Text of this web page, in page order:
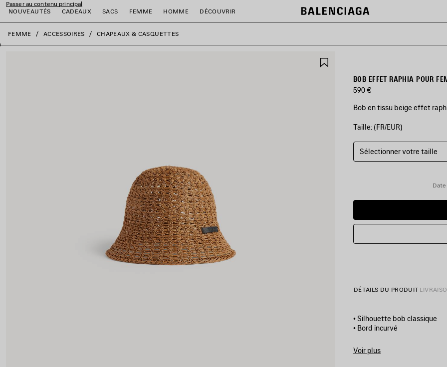
Passer au contenu principal
NOUVEAUTÉS
CADEAUX SACS FEMME HOMME DÉCOUVRIR
fermer la bannière
FEMME ACCESSOIRES CHAPEAUX & CASQUETTES
FAVORISBOB EFFET RAPHIA POUR
590 €
Bob en tissu beige effet
COULEURS
BEIGE
Beige
Taille: (FR/EUR)
Sélectionner votre taille
DÉTAILS DU PRODUIT
• Silhouette bob classique
• Bord incurvé
• Fabriqué en Italie
Voir plus